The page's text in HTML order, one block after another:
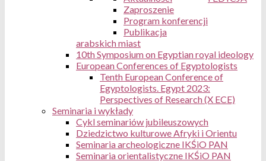
Zaproszenie
Program konferencji
Publikacja
arabskich miast
10th Symposium on Egyptian royal ideology
European Conferences of Egyptologists
Tenth European Conference of
Egyptologists. Egypt 2023:
Perspectives of Research (X ECE)
Seminaria i wykłady
Cykl seminariów jubileuszowych
Dziedzictwo kulturowe Afryki i Orientu
Seminaria archeologiczne IKŚiO PAN
Seminaria orientalistyczne IKŚiO PAN